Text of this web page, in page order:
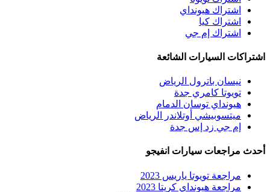
اشتراك هيونداي
اشتراك كيا
اشتراك إم جي
اشتراكات السيارات الشائعة
نيسان باترول الرياض
تويوتا كامري جدة
هيونداي توسان الدمام
ميتسوبيشي أوتلاندر الرياض
إم جي زد إس جدة
أحدث مراجعات سيارات انفيجو
مراجعة تويوتا ياريس 2023
مراجعة هيونداي كريتا 2023